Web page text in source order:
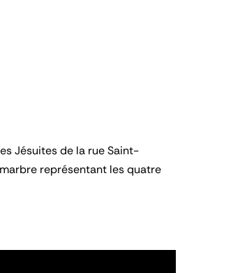
Jésuites de la rue Saint-
représentant les quatre